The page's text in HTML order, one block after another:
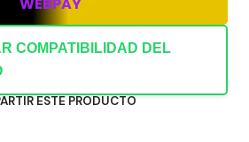
WEBPAY
COMPATIBILIDAD DEL
ESTE PRODUCTO